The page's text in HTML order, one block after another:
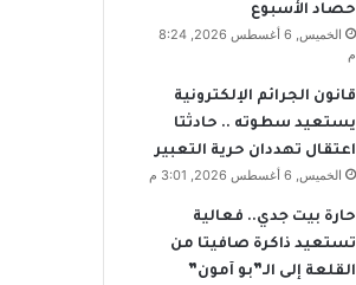
حصاد الأسبوع
الخميس, 6 أغسطس 2026, 8:24
م
قانون الجرائم الإلكترونية
يستعيد سطوته .. حادثتا
اعتقال تهددان حرية التعبير
الخميس, 6 أغسطس 2026, 3:01 م
حارة بيت جدي.. فعالية
تستعيد ذاكرة صافيتا من
القلعة إلى الـ”بو آمون”